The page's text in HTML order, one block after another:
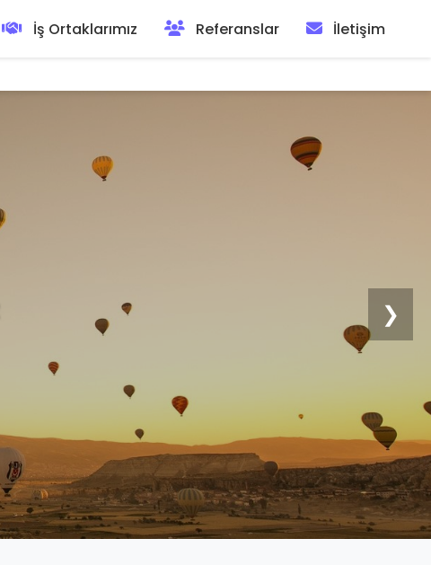
İş Ortaklarımız Referanslar İletişim
❯